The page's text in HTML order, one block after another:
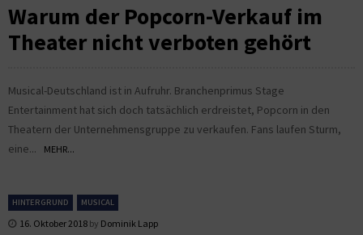
Warum der Popcorn-Verkauf im
Theater nicht verboten gehört
Musical-Deutschland ist in Aufruhr. Branchenprimus Stage
Entertainment hat sich doch tatsächlich erdreistet, Popcorn in den
Theatern der Unternehmensgruppe zu verkaufen. Fans laufen Sturm,
eine...
MEHR...
HINTERGRUND MUSICAL
16. Oktober 2018 by Dominik Lapp